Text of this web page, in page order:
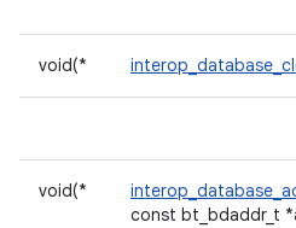
void(*
void(*
const bt_bdaddr_t